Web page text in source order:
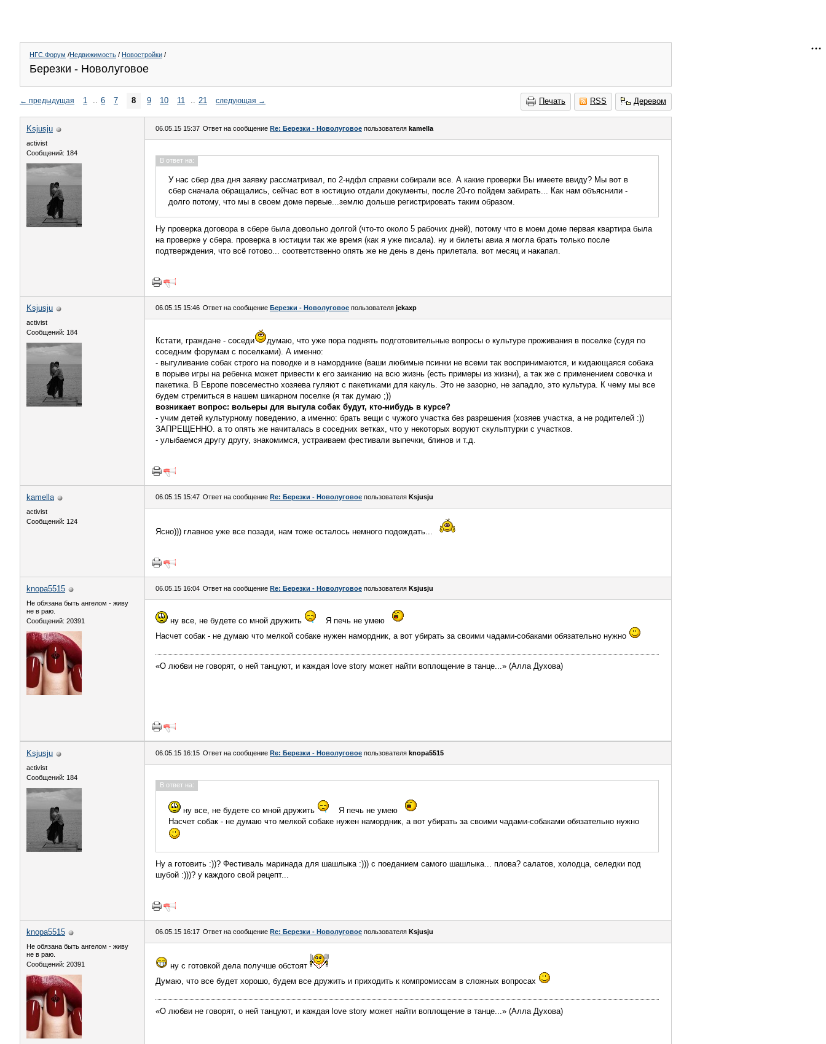
НГС.Форум /Недвижимость / Новостройки /
Березки - Новолуговое
Печать RSS Деревом
← предыдущая 1 .. 6 7 8 9 10 11 .. 21 следующая →
Ksjusju
activist
Сообщений: 184
06.05.15 15:37 Ответ на сообщение Re: Березки - Новолуговое пользователя kamella
В ответ на:
У нас сбер два дня заявку рассматривал, по 2-ндфл справки собирали все. А какие проверки Вы имеете ввиду? Мы вот в
сбер сначала обращались, сейчас вот в юстицию отдали документы, после 20-го пойдем забирать... Как нам объяснили -
долго потому, что мы в своем доме первые...землю дольше регистрировать таким образом.
Ну проверка договора в сбере была довольно долгой (что-то около 5 рабочих дней), потому что в моем доме первая квартира была
на проверке у сбера. проверка в юстиции так же время (как я уже писала). ну и билеты авиа я могла брать только после
подтверждения, что всё готово... соответственно опять же не день в день прилетала. вот месяц и накапал.
Ksjusju
activist
Сообщений: 184
06.05.15 15:46 Ответ на сообщение Березки - Новолуговое пользователя jekaxp
Кстати, граждане - соседи
думаю, что уже пора поднять подготовительные вопросы о культуре проживания в поселке (судя по
соседним форумам с поселками). А именно:
- выгуливание собак строго на поводке и в наморднике (ваши любимые псинки не всеми так воспринимаются, и кидающаяся собака
в порыве игры на ребенка может привести к его заиканию на всю жизнь (есть примеры из жизни), а так же с применением совочка и
пакетика. В Европе повсеместно хозяева гуляют с пакетиками для какуль. Это не зазорно, не западло, это культура. К чему мы все
будем стремиться в нашем шикарном поселке (я так думаю ;))
возникает вопрос: вольеры для выгула собак будут, кто-нибудь в курсе?
- учим детей культурному поведению, а именно: брать вещи с чужого участка без разрешения (хозяев участка, а не родителей :))
ЗАПРЕЩЕННО. а то опять же начиталась в соседних ветках, что у некоторых воруют скульптурки с участков.
- улыбаемся другу другу, знакомимся, устраиваем фестивали выпечки, блинов и т.д.
kamella
activist
Сообщений: 124
06.05.15 15:47 Ответ на сообщение Re: Березки - Новолуговое пользователя Ksjusju
Ясно))) главное уже все позади, нам тоже осталось немного подождать...
knopa5515
Не обязана быть ангелом - живу
не в раю.
Сообщений: 20391
06.05.15 16:04 Ответ на сообщение Re: Березки - Новолуговое пользователя Ksjusju
ну все, не будете со мной дружить
Я печь не умею
Насчет собак - не думаю что мелкой собаке нужен намордник, а вот убирать за своими чадами-собаками обязательно нужно
«О любви не говорят, о ней танцуют, и каждая love story может найти воплощение в танце...» (Алла Духова)
Ksjusju
activist
Сообщений: 184
06.05.15 16:15 Ответ на сообщение Re: Березки - Новолуговое пользователя knopa5515
В ответ на:
ну все, не будете со мной дружить
Я печь не умею
Насчет собак - не думаю что мелкой собаке нужен намордник, а вот убирать за своими чадами-собаками обязательно нужно
Ну а готовить :))? Фестиваль маринада для шашлыка :))) с поеданием самого шашлыка... плова? салатов, холодца, селедки под
шубой :)))? у каждого свой рецепт...
knopa5515
Не обязана быть ангелом - живу
не в раю.
Сообщений: 20391
06.05.15 16:17 Ответ на сообщение Re: Березки - Новолуговое пользователя Ksjusju
ну с готовкой дела получше обстоят
Думаю, что все будет хорошо, будем все дружить и приходить к компромиссам в сложных вопросах
«О любви не говорят, о ней танцуют, и каждая love story может найти воплощение в танце...» (Алла Духова)